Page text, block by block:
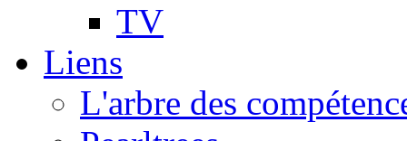
TV
Liens
L'arbre des